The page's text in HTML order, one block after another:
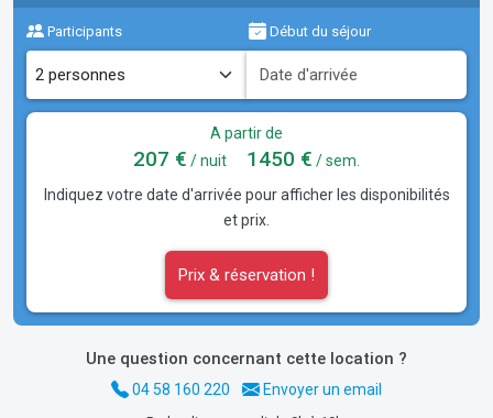
Participants Début du séjour
A partir de
207 € / nuit 1450 € / sem.
Indiquez votre date d'arrivée pour afficher les disponibilités
et prix.
Prix & réservation !
Une question concernant cette location ?
04 58 160 220 Envoyer un email